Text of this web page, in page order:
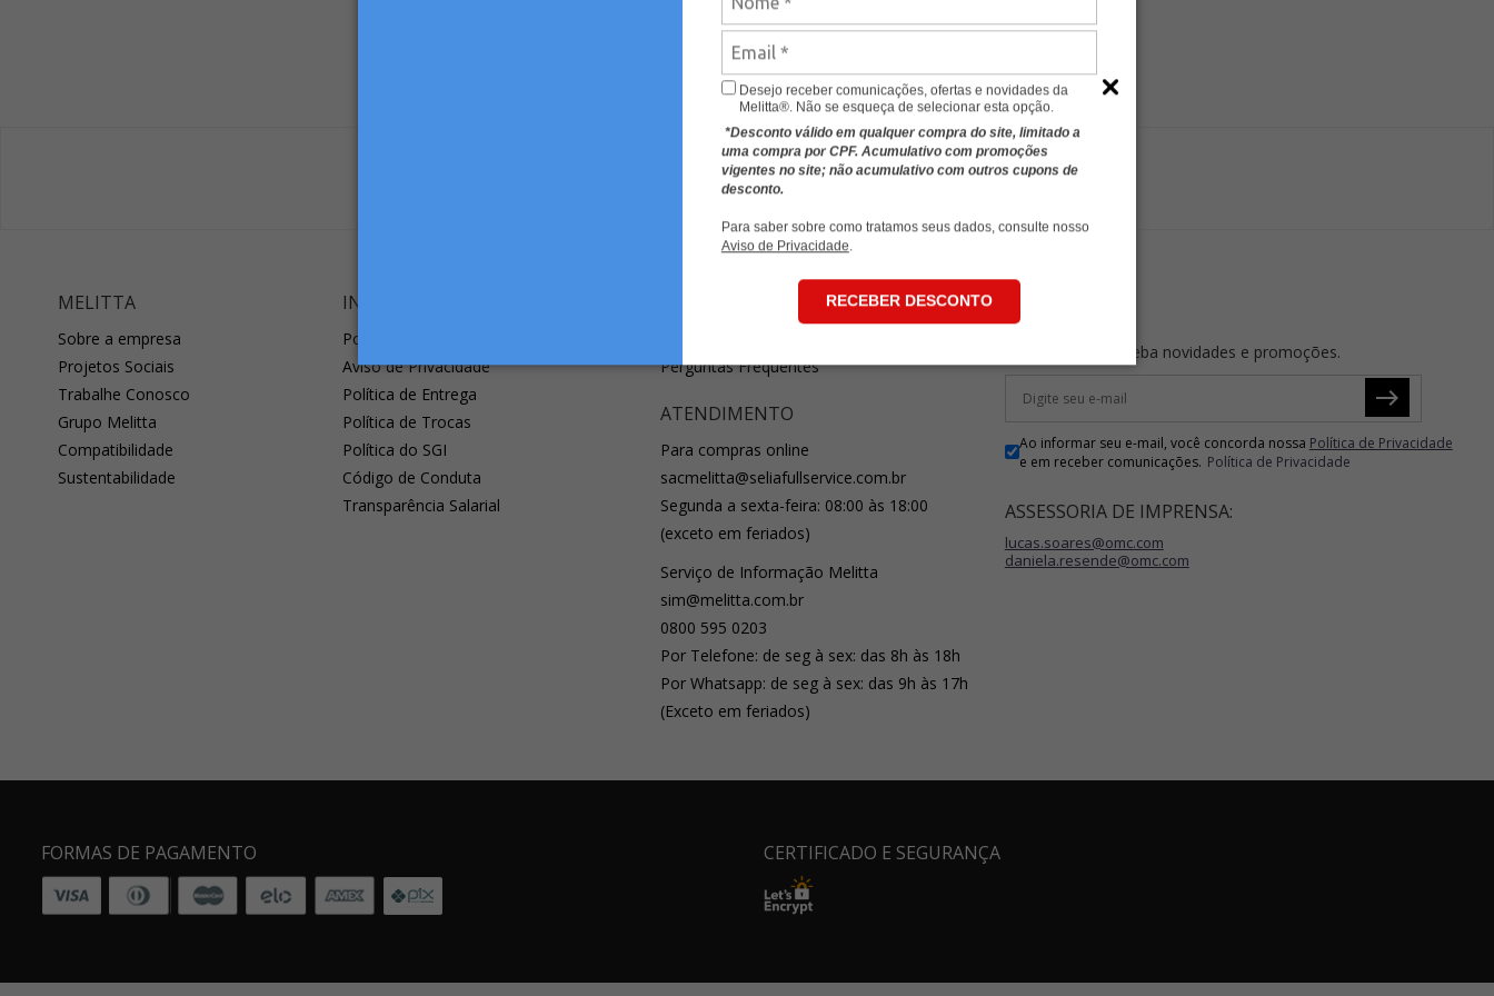
Desejo receber comunicações, ofertas e novidades da
Melitta®. Não se esqueça de selecionar esta opção.
*Desconto válido em qualquer compra do site, limitado a
uma compra por CPF. Acumulativo com promoções
vigentes no site; não acumulativo com outros cupons de
desconto.
Para saber sobre como tratamos seus dados, consulte nosso
Aviso de Privacidade.
RECEBER DESCONTO
MELITTA
Sobre a empresa
Projetos Sociais
Trabalhe Conosco
Grupo Melitta
Compatibilidade
Sustentabilidade
INFORMAÇÕES ÚTEIS
Política de Pagamento
Aviso de Privacidade
Política de Entrega
Política de Trocas
Política do SGI
Código de Conduta
Transparência Salarial
Perguntas Frequentes
ATENDIMENTO
Para compras online
sacmelitta@seliafullservice.com.br
Segunda a sexta-feira: 08:00 às 18:00
(exceto em feriados)
Serviço de Informação Melitta
sim@melitta.com.br
0800 595 0203
Por Telefone: de seg à sex: das 8h às 18h
Por Whatsapp: de seg à sex: das 9h às 17h
(Exceto em feriados)
Cadastre-se e receba novidades e promoções.
Ao informar seu e-mail, você concorda nossa Política de Privacidade
e em receber comunicações. Política de Privacidade
ASSESSORIA DE IMPRENSA:
lucas.soares@omc.com
daniela.resende@omc.com
FORMAS DE PAGAMENTO CERTIFICADO E SEGURANÇA